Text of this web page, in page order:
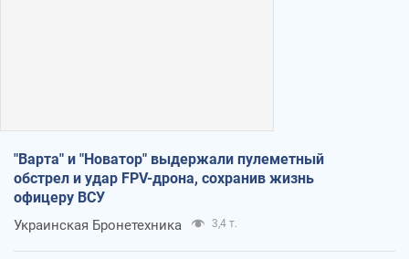
"Варта" и "Новатор" выдержали пулеметный
обстрел и удар FPV-дрона, сохранив жизнь
офицеру ВСУ
Украинская Бронетехника 3,4 т.